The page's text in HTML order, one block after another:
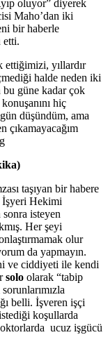
oluyor” diyerek
Maho’dan iki
bir haberle
etti.
ettiğimizi, yıllardır
halde neden iki
güne kadar çok
hiç
düşündüm, ama
çıkamayacağım
taşıyan bir habere
İşyeri Hekimi
isteyen
Her şeyi
olur
da yapmayın.
ve ciddiyeti ile kendi
solo olarak “tabip
belli. İşveren işçi
koşullarda
ucuz işgücü